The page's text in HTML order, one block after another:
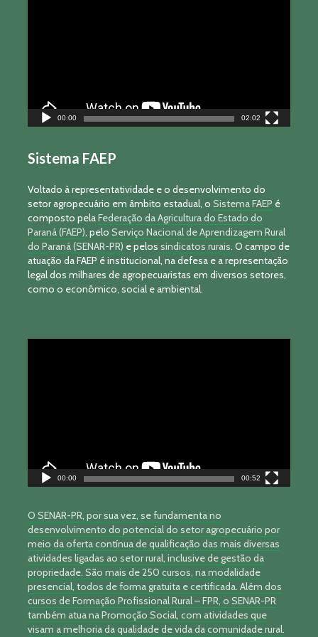
00:00 02:02
Sistema FAEP
Voltado à representatividade e o desenvolvimento do
setor agropecuário em âmbito estadual, o Sistema FAEP é
composto pelaFederação da Agricultura do Estado do
Paraná (FAEP), pelo Serviço Nacional de Aprendizagem Rural
do Paraná (SENAR-PR) e pelos sindicatos rurais. O campo de
atuação da FAEP é institucional, na defesa e a representação
legal dos milhares de agropecuaristas em diversos setores,
como o econômico, social e ambiental.
00:00 00:52
O SENAR-PR, por sua vez, se fundamenta no
desenvolvimento do potencial do setor agropecuário por
meio da oferta contínua de qualificação das mais diversas
atividades ligadas ao setor rural, inclusive de gestão da
propriedade. São mais de 250 cursos, na modalidade
presencial, todos de forma gratuita e certificada. Além dos
cursos de Formação Profissional Rural – FPR, o SENAR-PR
também atua na Promoção Social, com atividades que
visam a melhoria da qualidade de vida da comunidade rural.